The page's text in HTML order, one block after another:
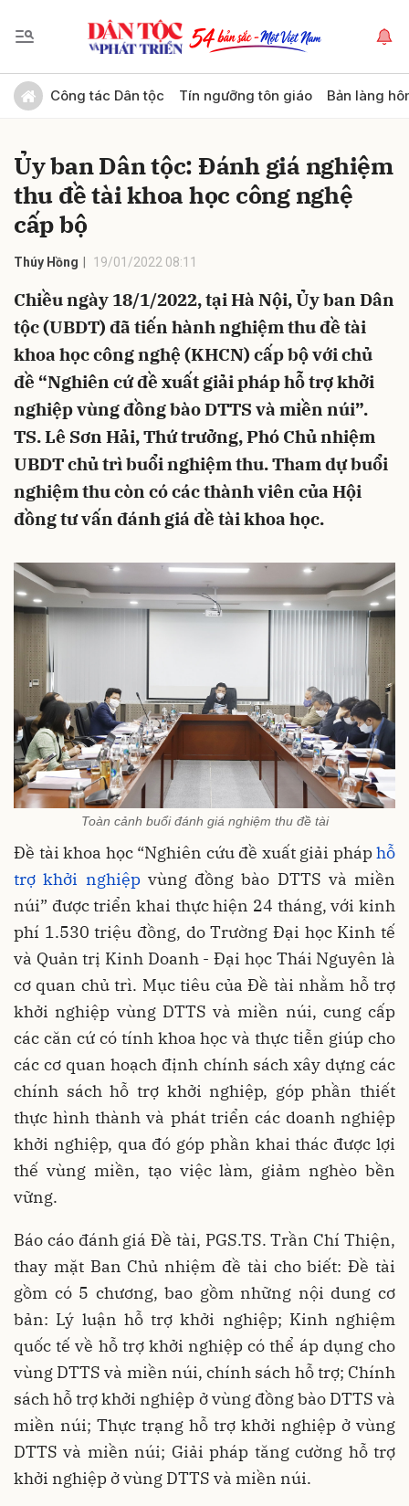
Công tác Dân tộc Tín ngưỡng tôn giáo Bản làng
Ủy ban Dân tộc: Đánh giá nghiệm
thu đề tài khoa học công nghệ
cấp bộ
Thúy Hồng 19/01/2022 08:11
Chiều ngày 18/1/2022, tại Hà Nội, Ủy ban Dân
tộc (UBDT) đã tiến hành nghiệm thu đề tài
khoa học công nghệ (KHCN) cấp bộ với chủ
đề “Nghiên cứ đề xuất giải pháp hỗ trợ khởi
nghiệp vùng đồng bào DTTS và miền núi”.
TS. Lê Sơn Hải, Thứ trưởng, Phó Chủ nhiệm
UBDT chủ trì buổi nghiệm thu. Tham dự buổi
nghiệm thu còn có các thành viên của Hội
đồng tư vấn đánh giá đề tài khoa học.
Toàn cảnh buổi đánh giá nghiệm thu đề tài
Đề tài khoa học “Nghiên cứu đề xuất giải pháphỗ
trợ khởi nghiệpvùng đồng bào DTTS và miền
núi” được triển khai thực hiện 24 tháng, với kinh
phí 1.530 triệu đồng, do Trường Đại học Kinh tế
và Quản trị Kinh Doanh - Đại học Thái Nguyên là
cơ quan chủ trì. Mục tiêu của Đề tài nhằm hỗ trợ
khởi nghiệp vùng DTTS và miền núi, cung cấp
các căn cứ có tính khoa học và thực tiễn giúp cho
các cơ quan hoạch định chính sách xây dựng các
chính sách hỗ trợ khởi nghiệp, góp phần thiết
thực hình thành và phát triển các doanh nghiệp
khởi nghiệp, qua đó góp phần khai thác được lợi
thế vùng miền, tạo việc làm, giảm nghèo bền
vững.
Báo cáo đánh giá Đề tài, PGS.TS. Trần Chí Thiện,
thay mặt Ban Chủ nhiệm đề tài cho biết: Đề tài
gồm có 5 chương, bao gồm những nội dung cơ
bản: Lý luận hỗ trợ khởi nghiệp; Kinh nghiệm
quốc tế về hỗ trợ khởi nghiệp có thể áp dụng cho
vùng DTTS và miền núi, chính sách hỗ trợ; Chính
sách hỗ trợ khởi nghiệp ở vùng đồng bào DTTS và
miền núi; Thực trạng hỗ trợ khởi nghiệp ở vùng
DTTS và miền núi; Giải pháp tăng cường hỗ trợ
khởi nghiệp ở vùng DTTS và miền núi.
Gửi bình luận